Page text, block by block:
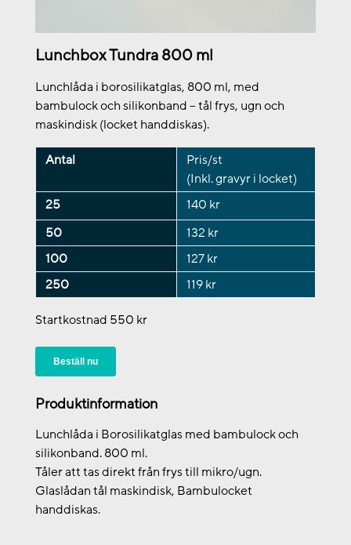
Lunchbox Tundra 800 ml
Lunchlåda i borosilikatglas, 800 ml, med
bambulock och silikonband – tål frys, ugn och
maskindisk (locket handdiskas).
Antal
Pris/st
(Inkl. gravyr i locket)
25
140 kr
50
132 kr
100
127 kr
250
119 kr
Startkostnad 550 kr
Beställ nu
Produktinformation
Lunchlåda i Borosilikatglas med bambulock och
silikonband. 800 ml.
Tåler att tas direkt från frys till mikro/ugn.
Glaslådan tål maskindisk, Bambulocket
handdiskas.